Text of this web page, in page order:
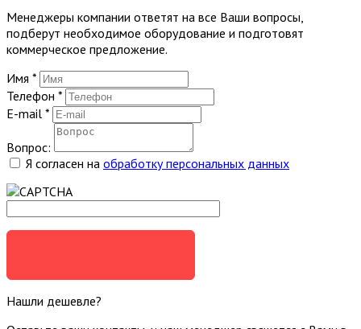
Менеджеры компании ответят на все Ваши вопросы,
подберут необходимое оборудование и подготовят
коммерческое предложение.
Имя *
Телефон *
E-mail *
Вопрос:
Я согласен на обработку персональных данных
Нашли дешевле?